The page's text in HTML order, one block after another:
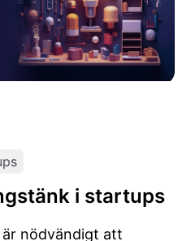
i startups
nödvändigt att